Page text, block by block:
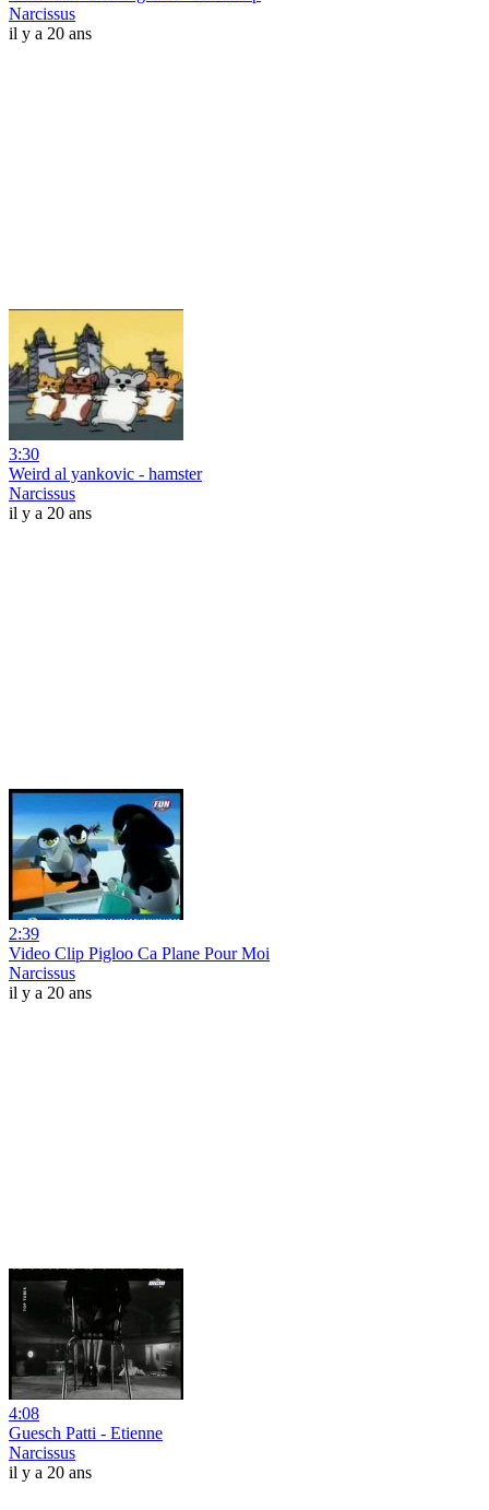
Narcissus
il y a 20 ans
3:30
Weird al yankovic - hamster
Narcissus
il y a 20 ans
2:39
Video Clip Pigloo Ca Plane Pour Moi
Narcissus
il y a 20 ans
4:08
Guesch Patti - Etienne
Narcissus
il y a 20 ans